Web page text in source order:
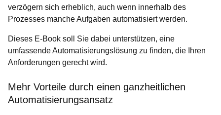
verzögern sich erheblich, auch wenn innerhalb des
Prozesses manche Aufgaben automatisiert werden.
Dieses E-Book soll Sie dabei unterstützen, eine
umfassende Automatisierungslösung zu finden, die Ihren
Anforderungen gerecht wird.
Mehr Vorteile durch einen ganzheitlichen
Automatisierungsansatz